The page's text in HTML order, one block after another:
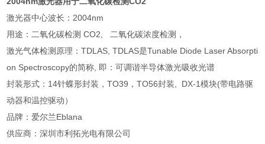
激光器中心波长：2004nm
用途：二氧化碳检测 CO2, 二氧化碳浓度检测，
激光气体检测原理：TDLAS, TDLAS是Tunable Diode Laser Absorpti
on Spectroscopy的简称, 即：可调谐半导体激光吸收光谱
封装形式：14针蝶形封装，TO39，TO56封装, DX-1模块(带电路驱
动器和温控驱动）
品牌：爱尔兰Eblana
供应商：深圳市利拓光电有限公司